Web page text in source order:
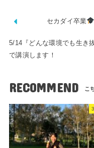
セカダイ卒業
5/14『どんな環境でも生き
で講演します！
RECOMMEND